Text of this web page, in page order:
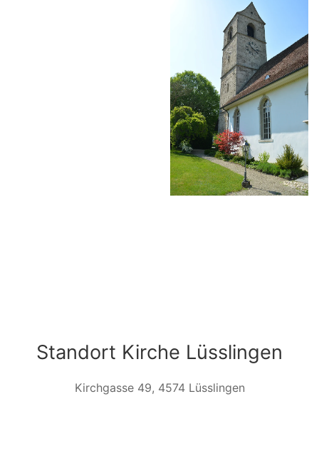
Standort Kirche Lüsslingen
Kirchgasse 49, 4574 Lüsslingen